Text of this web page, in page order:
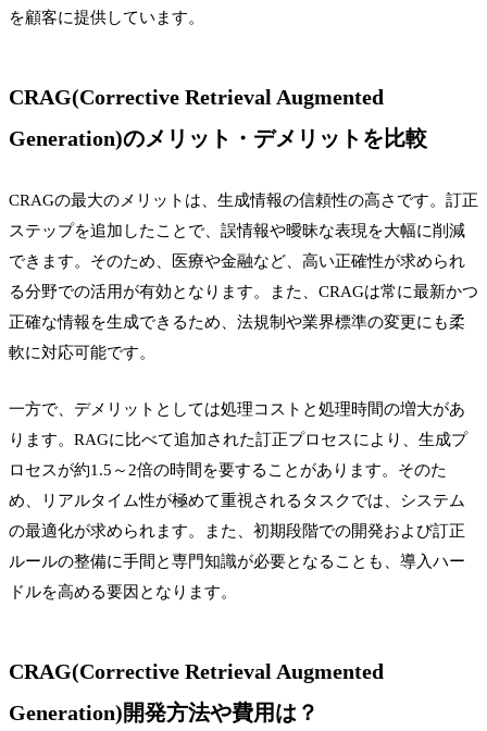
を顧客に提供しています。
CRAG(Corrective Retrieval Augmented
Generation)のメリット・デメリットを比較
CRAGの最大のメリットは、生成情報の信頼性の高さです。訂正
ステップを追加したことで、誤情報や曖昧な表現を大幅に削減
できます。そのため、医療や金融など、高い正確性が求められ
る分野での活用が有効となります。また、CRAGは常に最新かつ
正確な情報を生成できるため、法規制や業界標準の変更にも柔
軟に対応可能です。
一方で、デメリットとしては処理コストと処理時間の増大があ
ります。RAGに比べて追加された訂正プロセスにより、生成プ
ロセスが約1.5～2倍の時間を要することがあります。そのた
め、リアルタイム性が極めて重視されるタスクでは、システム
の最適化が求められます。また、初期段階での開発および訂正
ルールの整備に手間と専門知識が必要となることも、導入ハー
ドルを高める要因となります。
CRAG(Corrective Retrieval Augmented
Generation)開発方法や費用は？